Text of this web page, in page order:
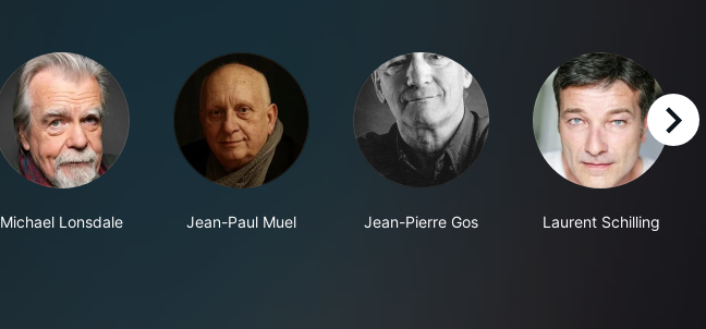
Michael Lonsdale Jean-Paul Muel Jean-Pierre Gos Laurent Schilling
right